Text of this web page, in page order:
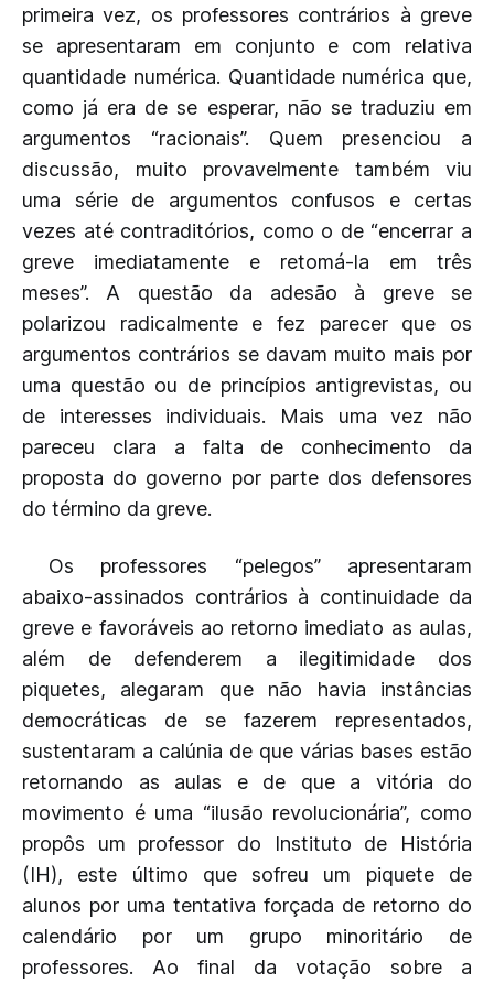
primeira vez, os professores contrários à greve
se apresentaram em conjunto e com relativa
quantidade numérica. Quantidade numérica que,
como já era de se esperar, não se traduziu em
argumentos “racionais”. Quem presenciou a
discussão, muito provavelmente também viu
uma série de argumentos confusos e certas
vezes até contraditórios, como o de “encerrar a
greve imediatamente e retomá-la em três
meses”. A questão da adesão à greve se
polarizou radicalmente e fez parecer que os
argumentos contrários se davam muito mais por
uma questão ou de princípios antigrevistas, ou
de interesses individuais. Mais uma vez não
pareceu clara a falta de conhecimento da
proposta do governo por parte dos defensores
do término da greve.
Os professores “pelegos” apresentaram
abaixo-assinados contrários à continuidade da
greve e favoráveis ao retorno imediato as aulas,
além de defenderem a ilegitimidade dos
piquetes, alegaram que não havia instâncias
democráticas de se fazerem representados,
sustentaram a calúnia de que várias bases estão
retornando as aulas e de que a vitória do
movimento é uma “ilusão revolucionária”, como
propôs um professor do Instituto de História
(IH), este último que sofreu um piquete de
alunos por uma tentativa forçada de retorno do
calendário por um grupo minoritário de
professores. Ao final da votação sobre a